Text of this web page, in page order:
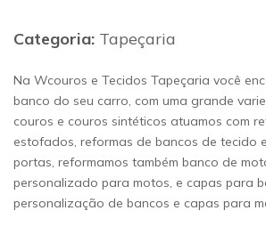
Categoria: Tapeçaria
Na Wcouros e Tecidos Tapeçaria você
banco do seu carro, com uma grande
couros e couros sintéticos atuamos com
estofados, reformas de bancos de tecido
portas, reformamos também banco de
personalizado para motos, e capas para
personalização de bancos e capas para